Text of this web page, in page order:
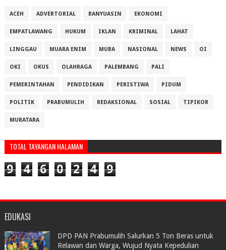
ACEH ADVERTORIAL BANYUASIN EKONOMI
EMPATLAWANG HUKUM IKLAN KRIMINAL LAHAT
LINGGAU MUARA ENIM MUBA NASIONAL NEWS OI
OKI OKUS OLAHRAGA PALEMBANG PALI
PEMERINTAHAN PENDIDIKAN PERISTIWA PIDUM
POLITIK PRABUMULIH REDAKSIONAL SOSIAL TIPIKOR
MURATARA
TOTAL TAYANGAN HALAMAN
9 4 6 0 2 4 9
EDUKASI
DPD PAN Prabumulih Salurkan 5 Ton Beras untuk
Relawan dan Warga, Wujud Nyata Kepedulian